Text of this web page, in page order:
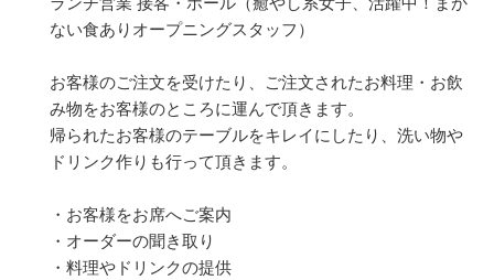
ない食ありオープニングスタッフ）
お客様のご注文を受けたり、ご注文されたお料理・お飲
み物をお客様のところに運んで頂きます。
帰られたお客様のテーブルをキレイにしたり、洗い物や
ドリンク作りも行って頂きます。
・お客様をお席へご案内
・オーダーの聞き取り
・料理やドリンクの提供